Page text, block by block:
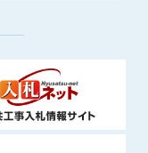
する、またはその
るものとします。